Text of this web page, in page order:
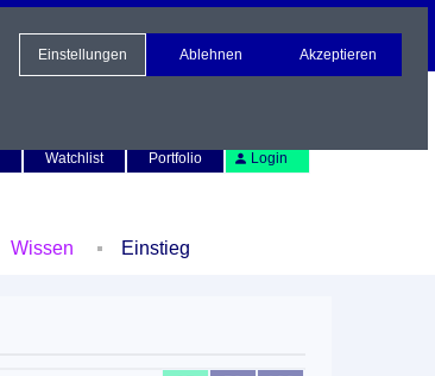
Watchlist Portfolio Login
Wissen Einstieg
Einstellungen Ablehnen Akzeptieren